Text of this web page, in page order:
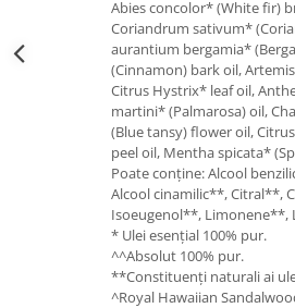
Abies concolor* (White fir)
Coriandrum sativum*
aurantium bergamia*
(Cinnamon) bark oil,
Citrus Hystrix* leaf oil,
martini* (Palmarosa) oil,
(Blue tansy) flower oil,
peel oil, Mentha spicata*
Poate conține: Alcool
Alcool cinamilic**, Citral**,
Isoeugenol**, Limonene**,
* Ulei esențial 100% pur.
^^Absolut 100% pur.
**Constituenți naturali ai
^Royal Hawaiian